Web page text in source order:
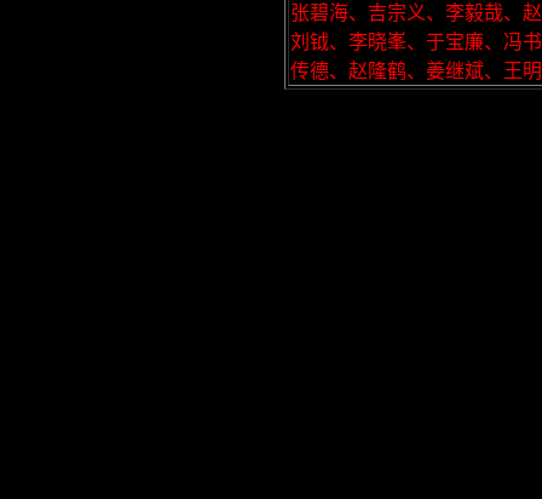
张碧海、吉宗义、李毅哉、
刘钺、李晓峯、于宝廉、冯
传德、赵隆鹤、姜继斌、王